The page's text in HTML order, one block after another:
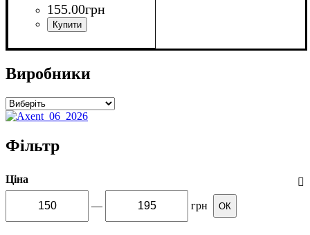
155.00грн
Виробники
Фільтр
Ціна
— грн ОК